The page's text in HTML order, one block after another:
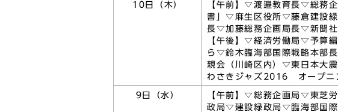
10日（木）
【午前】▽渡邉教育長▽総務
書」▽麻生区役所▽藤倉建設
長▽加藤総務企画局長▽新聞社
【午後】▽経済労働局▽予算
ら▽鈴木臨海部国際戦略本部
親会（川崎区内）▽東日本大
わさきジャズ2016 オープニ
9日（水）
【午前】▽総務企画局▽東芝
政局▽建設緑政局▽臨海部国